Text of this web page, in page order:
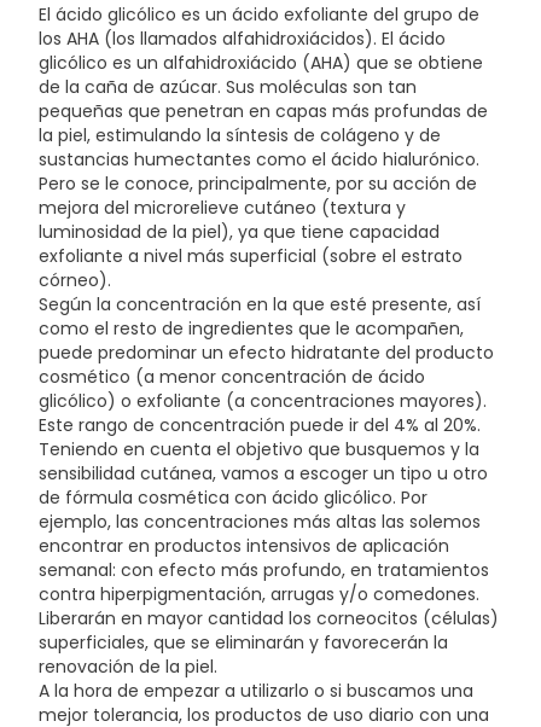
SALICYLIC ACID, BIOSACCHARIDE GUM-1, MALTODEXTRIN,
PHYTIC ACID, POLYQUATERNIUM-10, PARFUM /
FRAGRANCE.
El ácido glicólico es un ácido exfoliante del grupo de
los AHA (los llamados alfahidroxiácidos). El ácido
glicólico es un alfahidroxiácido (AHA) que se obtiene
de la caña de azúcar. Sus moléculas son tan
pequeñas que penetran en capas más profundas de
la piel, estimulando la síntesis de colágeno y de
sustancias humectantes como el ácido hialurónico.
Pero se le conoce, principalmente, por su acción de
mejora del microrelieve cutáneo (textura y
luminosidad de la piel), ya que tiene capacidad
exfoliante a nivel más superficial (sobre el estrato
córneo).
Según la concentración en la que esté presente, así
como el resto de ingredientes que le acompañen,
puede predominar un efecto hidratante del producto
cosmético (a menor concentración de ácido
glicólico) o exfoliante (a concentraciones mayores).
Este rango de concentración puede ir del 4% al 20%.
Teniendo en cuenta el objetivo que busquemos y la
sensibilidad cutánea, vamos a escoger un tipo u otro
de fórmula cosmética con ácido glicólico. Por
ejemplo, las concentraciones más altas las solemos
encontrar en productos intensivos de aplicación
semanal: con efecto más profundo, en tratamientos
contra hiperpigmentación, arrugas y/o comedones.
Liberarán en mayor cantidad los corneocitos (células)
superficiales, que se eliminarán y favorecerán la
renovación de la piel.
A la hora de empezar a utilizarlo o si buscamos una
mejor tolerancia, los productos de uso diario con una